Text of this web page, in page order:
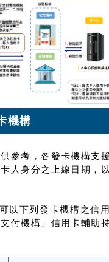
機構
參考，各發卡機構支
人身分之上線日期，
以下列發卡機構之信
付機構」信用卡輔助